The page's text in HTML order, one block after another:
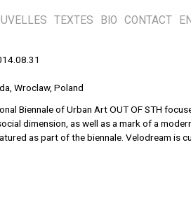
TEXTES BIO CONTACT EN
, Wroclaw, Poland
Biennale of Urban Art OUT OF STH
dimension, as well as a mark of a
as part of the biennale. Velodream is